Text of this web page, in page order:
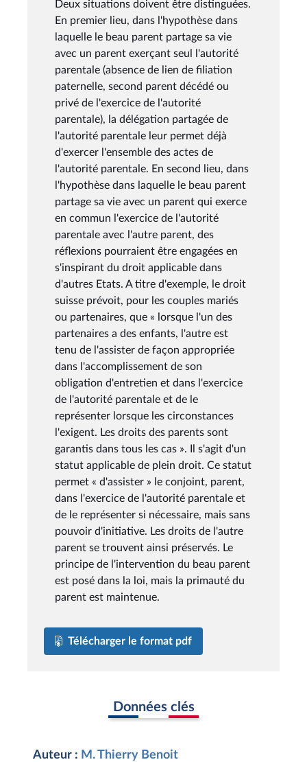
Deux situations doivent être distinguées.
En premier lieu, dans l'hypothèse dans
laquelle le beau parent partage sa vie
avec un parent exerçant seul l'autorité
parentale (absence de lien de filiation
paternelle, second parent décédé ou
privé de l'exercice de l'autorité
parentale), la délégation partagée de
l'autorité parentale leur permet déjà
d'exercer l'ensemble des actes de
l'autorité parentale. En second lieu, dans
l'hypothèse dans laquelle le beau parent
partage sa vie avec un parent qui exerce
en commun l'exercice de l'autorité
parentale avec l'autre parent, des
réflexions pourraient être engagées en
s'inspirant du droit applicable dans
d'autres Etats. A titre d'exemple, le droit
suisse prévoit, pour les couples mariés
ou partenaires, que « lorsque l'un des
partenaires a des enfants, l'autre est
tenu de l'assister de façon appropriée
dans l'accomplissement de son
obligation d'entretien et dans l'exercice
de l'autorité parentale et de le
représenter lorsque les circonstances
l'exigent. Les droits des parents sont
garantis dans tous les cas ». Il s'agit d'un
statut applicable de plein droit. Ce statut
permet « d'assister » le conjoint, parent,
dans l'exercice de l'autorité parentale et
de le représenter si nécessaire, mais sans
pouvoir d'initiative. Les droits de l'autre
parent se trouvent ainsi préservés. Le
principe de l'intervention du beau parent
est posé dans la loi, mais la primauté du
parent est maintenue.
Télécharger le format pdf
Données clés
Auteur : M. Thierry Benoit